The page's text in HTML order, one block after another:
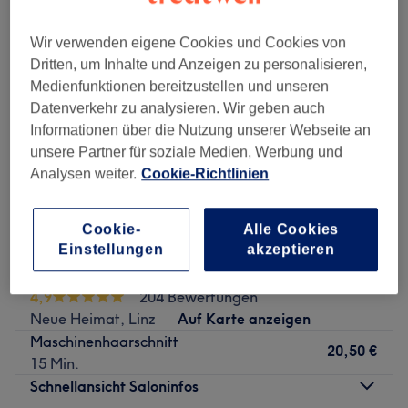
Die BlondINAS cut&more
4,9
204 Bewertungen
Neue Heimat, Linz
Auf Karte anzeigen
Maschinenhaarschnitt
15 Min.
20,50 €
Schnellansicht Saloninfos
Wir verwenden eigene Cookies und Cookies von
Dritten, um Inhalte und Anzeigen zu personalisieren,
Medienfunktionen bereitzustellen und unseren
Datenverkehr zu analysieren. Wir geben auch
Informationen über die Nutzung unserer Webseite an
unsere Partner für soziale Medien, Werbung und
Analysen weiter. Cookie-Richtlinien
Alle Cookies
akzeptieren
Cookie-
Einstellungen